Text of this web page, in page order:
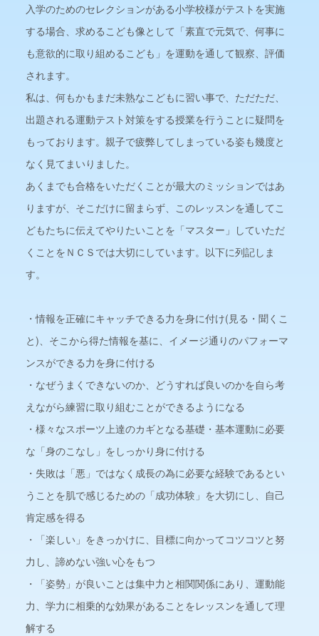
入学のためのセレクションがある小学校様がテストを実施
する場合、求めるこども像として「素直で元気で、何事に
も意欲的に取り組めるこども」を運動を通して観察、評価
されます。
私は、何もかもまだ未熟なこどもに習い事で、ただただ、
出題される運動テスト対策をする授業を行うことに疑問を
もっております。親子で疲弊してしまっている姿も幾度と
なく見てまいりました。
あくまでも合格をいただくことが最大のミッションではあ
りますが、そこだけに留まらず、このレッスンを通してこ
どもたちに伝えてやりたいことを「マスター」していただ
くことをＮＣＳでは大切にしています。以下に列記しま
す。
・情報を正確にキャッチできる力を身に付け(見る・聞くこ
と)、そこから得た情報を基に、イメージ通りのパフォーマ
ンスができる力を身に付ける
・なぜうまくできないのか、どうすれば良いのかを自ら考
えながら練習に取り組むことができるようになる
・様々なスポーツ上達のカギとなる基礎・基本運動に必要
な「身のこなし」をしっかり身に付ける
・失敗は「悪」ではなく成長の為に必要な経験であるとい
うことを肌で感じるための「成功体験」を大切にし、自己
肯定感を得る
・「楽しい」をきっかけに、目標に向かってコツコツと努
力し、諦めない強い心をもつ
・「姿勢」が良いことは集中力と相関関係にあり、運動能
力、学力に相乗的な効果があることをレッスンを通して理
解する